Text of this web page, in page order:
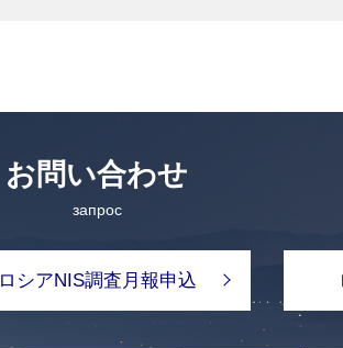
お問い合わせ
запрос
ロシアNIS調査月報申込